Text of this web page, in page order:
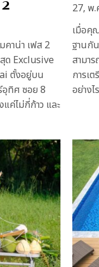
2
คาน่า เฟส 2
ด Exclusive
ตั้งอยู่บน
ทิศ ซอย 8
ค่ไม่กี่ก้าว และ
27, พ.
เมื่อคุ
ฐานกั
สามา
การเ
อย่าง